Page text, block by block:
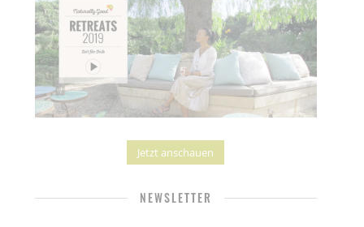
Jetzt anschauen
NEWSLETTER